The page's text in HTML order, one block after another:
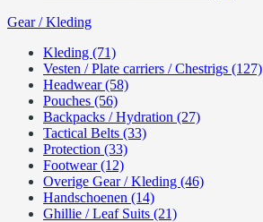
Gear / Kleding
Kleding (71)
Vesten / Plate carriers / Chestrigs (127)
Headwear (58)
Pouches (56)
Backpacks / Hydration (27)
Tactical Belts (33)
Protection (33)
Footwear (12)
Overige Gear / Kleding (46)
Handschoenen (14)
Ghillie / Leaf Suits (21)